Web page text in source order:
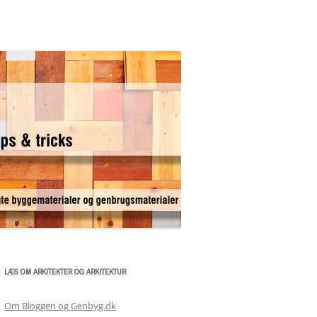
LÆS OM ARKITEKTER OG ARKITEKTUR
Om Bloggen og Genbyg.dk